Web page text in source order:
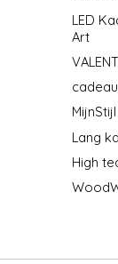
LED
Art
MijnStijl
Lang
High